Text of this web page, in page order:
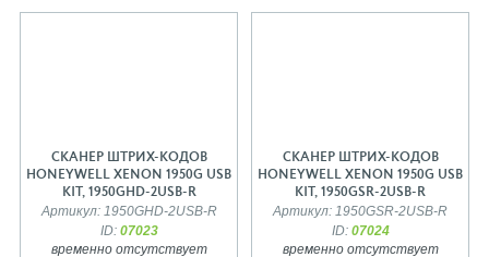
СКАНЕР ШТРИХ-КОДОВ
HONEYWELL XENON 1950G USB
KIT, 1950GHD-2USB-R
Артикул: 1950GHD-2USB-R
ID: 07023
временно отсутствует
СКАНЕР ШТРИХ-КОДОВ
HONEYWELL XENON 1950G USB
KIT, 1950GSR-2USB-R
Артикул: 1950GSR-2USB-R
ID: 07024
временно отсутствует